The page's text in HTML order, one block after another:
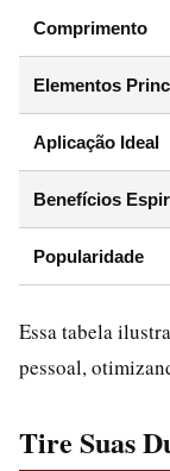
Comprimento
Elementos
Aplicação Ideal
Benefícios
Popularidade
Essa tabela
pessoal,
Tire Suas